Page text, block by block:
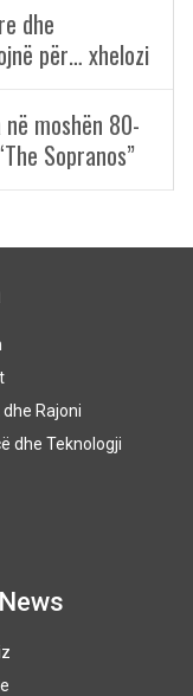
dhe
për… xhelozi
moshën 80-
Sopranos”
dhe Rajoni
dhe Teknologji